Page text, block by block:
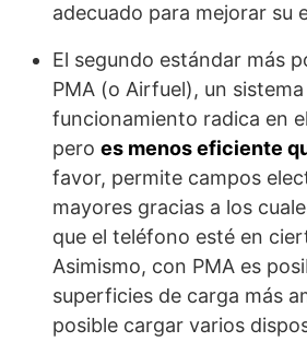
adecuado para mejorar su
El segundo estándar más
PMA (o Airfuel), un
funcionamiento radica en
pero es menos eficiente
favor, permite campos
mayores gracias a los
que el teléfono esté en
Asimismo, con PMA es
superficies de carga más
posible cargar varios